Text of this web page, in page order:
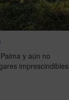
y aún no
imprescindibles